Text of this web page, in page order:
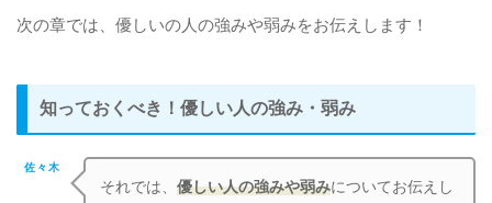
次の章では、優しいの人の強みや弱みをお伝えします！
知っておくべき！優しい人の強み・弱み
佐々木
それでは、優しい人の強みや弱みについてお伝えし